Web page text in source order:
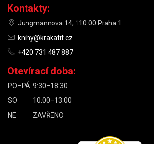
Kontakty:
Jungmannova 14, 110 00 Praha 1
knihy@krakatit.cz
+420 731 487 887
Otevírací doba:
PO–PÁ 9:30–18:30
SO
10:00–13:00
NE
ZAVŘENO